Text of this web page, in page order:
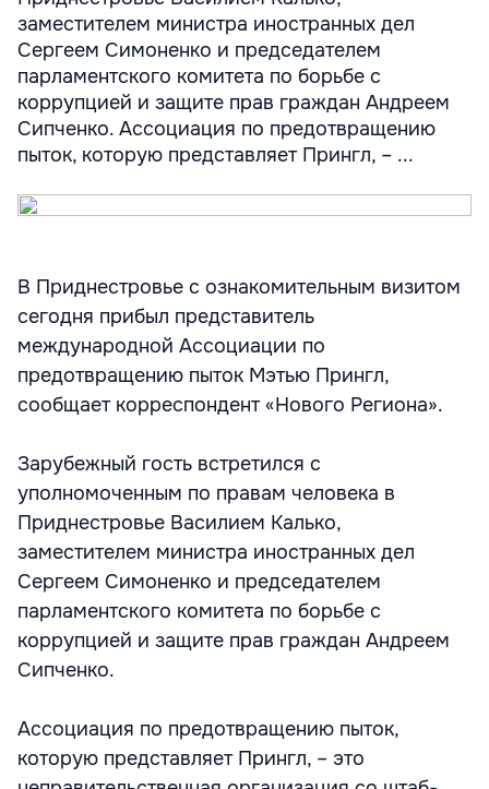
заместителем министра иностранных дел
Сергеем Симоненко и председателем
парламентского комитета по борьбе с
коррупцией и защите прав граждан Андреем
Сипченко. Ассоциация по предотвращению
пыток, которую представляет Прингл, – ...
В Приднестровье с ознакомительным визитом
сегодня прибыл представитель
международной Ассоциации по
предотвращению пыток Мэтью Прингл,
сообщает корреспондент «Нового Региона».
Зарубежный гость встретился с
уполномоченным по правам человека в
Приднестровье Василием Калько,
заместителем министра иностранных дел
Сергеем Симоненко и председателем
парламентского комитета по борьбе с
коррупцией и защите прав граждан Андреем
Сипченко.
Ассоциация по предотвращению пыток,
которую представляет Прингл, – это